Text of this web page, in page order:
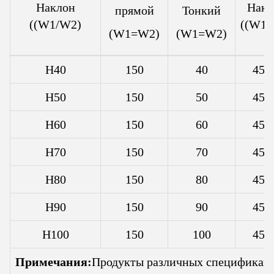
Наклон
((W1/W2)
прямой
(W1=W2)
Тонкий
(W1=W2)
((W1/
H40 150 40 45/
H50 150 50 45/
H60 150 60 45/
H70 150 70 45/
H80 150 80 45/
H90 150 90 45/
H100 150 100 45/
Примечания:Продукты различных